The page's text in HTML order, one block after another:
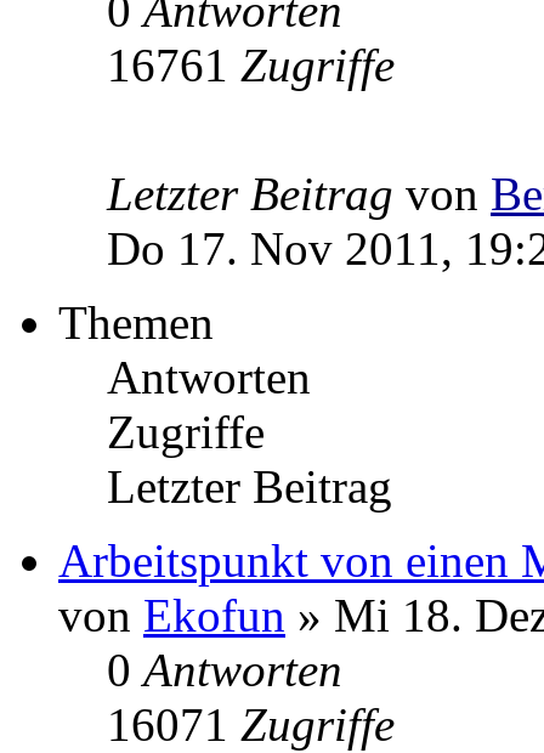
16761 Zugriffe
Letzter Beitrag von
Do 17. Nov 2011,
Themen
Antworten
Zugriffe
Letzter Beitrag
Arbeitspunkt von einen
von Ekofun » Mi 18.
0Antworten
16071 Zugriffe